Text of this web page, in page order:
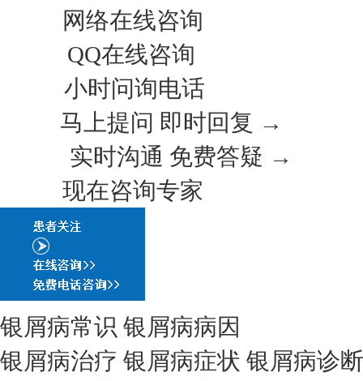
网络在线咨询
QQ在线咨询
小时问询电话
马上提问 即时回复 →
实时沟通 免费答疑 →
现在咨询专家
银屑病常识 银屑病病因
银屑病治疗 银屑病症状 银屑病诊断